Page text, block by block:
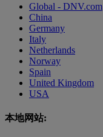
Global - DNV.com
China
Germany
Italy
Netherlands
Norway
Spain
United Kingdom
USA
本地网站: